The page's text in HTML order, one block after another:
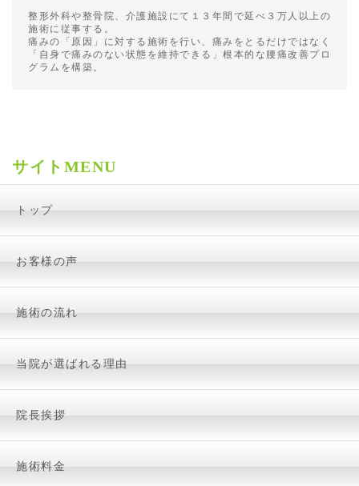
整形外科や整骨院、介護施設にて１３年間で延べ３万人以上の
施術に従事する。
痛みの「原因」に対する施術を行い、痛みをとるだけではなく
「自身で痛みのない状態を維持できる」根本的な腰痛改善プロ
グラムを構築。
サイトMENU
トップ
お客様の声
施術の流れ
当院が選ばれる理由
院長挨拶
施術料金